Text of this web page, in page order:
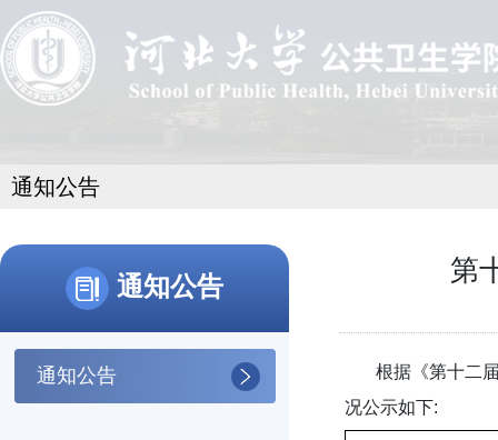
通知公告
通知公告
通知公告
第
根据《第十二届
况公示如下: